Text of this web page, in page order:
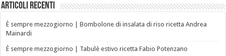
Articoli recenti
È sempre mezzogiorno | Bombolone di insalata di riso ricetta Andrea
Mainardi
È sempre mezzogiorno | Tabulè estivo ricetta Fabio Potenzano